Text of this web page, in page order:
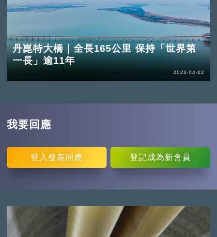
丹崑特大橋｜全長165公里 保持「世界第
一長」逾11年
2023-04-02
我要回應
登入 發表回應 登記成為新會員